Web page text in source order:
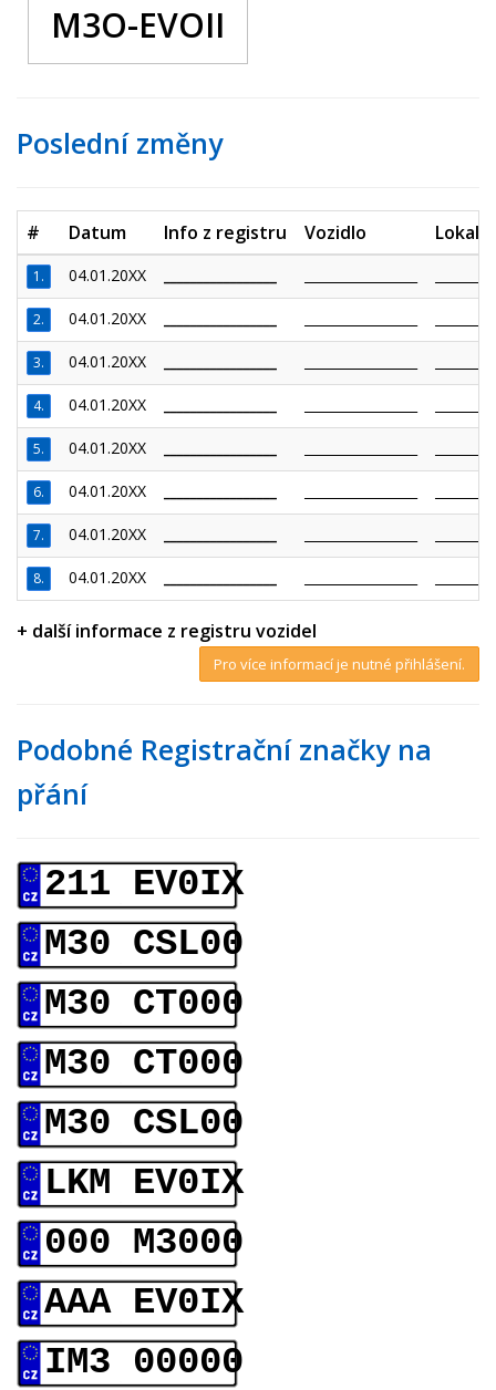
M3O-EVOII
Poslední změny
# Datum Info z registru Vozidlo
1. 04.01.20XX
2. 04.01.20XX
3. 04.01.20XX
4. 04.01.20XX
5. 04.01.20XX
6. 04.01.20XX
7. 04.01.20XX
8. 04.01.20XX
+ další informace z registru vozidel
Pro více informací je nutné přihlášení.
Podobné Registrační značky na
přání
211 EV0IX
M30 CSL00
M30 CT000
M30 CT000
M30 CSL00
LKM EV0IX
000 M3000
AAA EV0IX
IM3 00000